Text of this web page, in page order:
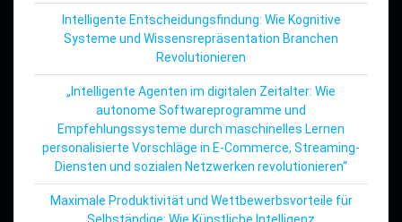
Intelligente Entscheidungsfindung: Wie Kognitive
Systeme und Wissensrepräsentation Branchen
Revolutionieren
„Intelligente Agenten im digitalen Zeitalter: Wie
autonome Softwareprogramme und
Empfehlungssysteme durch maschinelles Lernen
personalisierte Vorschläge in E-Commerce, Streaming-
Diensten und sozialen Netzwerken revolutionieren“
Maximale Produktivität und Wettbewerbsvorteile für